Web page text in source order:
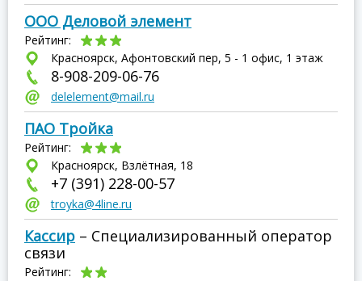
ООО Деловой элемент
Рейтинг:
Красноярск, Афонтовский пер, 5 - 1 офис, 1 этаж
8-908-209-06-76
delelement@mail.ru
ПАО Тройка
Рейтинг:
Красноярск, Взлётная, 18
+7 (391) 228-00-57
troyka@4line.ru
Кассир – Специализированный оператор
связи
Рейтинг: